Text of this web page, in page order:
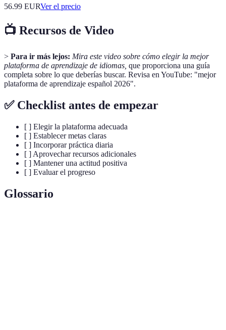
56.99 EURVer el precio
📺 Recursos de Video
> Para ir más lejos: Mira este video sobre cómo elegir la mejor
plataforma de aprendizaje de idiomas, que proporciona una guía
completa sobre lo que deberías buscar. Revisa en YouTube: "mejor
plataforma de aprendizaje español 2026".
✅ Checklist antes de empezar
[ ] Elegir la plataforma adecuada
[ ] Establecer metas claras
[ ] Incorporar práctica diaria
[ ] Aprovechar recursos adicionales
[ ] Mantener una actitud positiva
[ ] Evaluar el progreso
Glossario